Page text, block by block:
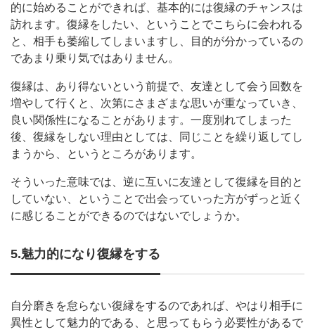
的に始めることができれば、基本的には復縁のチャンスは
訪れます。復縁をしたい、ということでこちらに会われる
と、相手も萎縮してしまいますし、目的が分かっているの
であまり乗り気ではありません。
復縁は、あり得ないという前提で、友達として会う回数を
増やして行くと、次第にさまざまな思いが重なっていき、
良い関係性になることがあります。一度別れてしまった
後、復縁をしない理由としては、同じことを繰り返してし
まうから、というところがあります。
そういった意味では、逆に互いに友達として復縁を目的と
していない、ということで出会っていった方がずっと近く
に感じることができるのではないでしょうか。
5.魅力的になり復縁をする
自分磨きを怠らない復縁をするのであれば、やはり相手に
異性として魅力的である、と思ってもらう必要性があるで